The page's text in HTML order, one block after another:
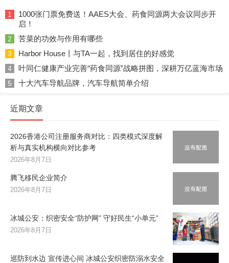
1
1000张门票免费送！AAES大会、药食同源两大会议同步开
启！
2 苦菜的功效与作用有哪些
3 Harbor House丨与TA一起，找到居住的好感觉
4 叶同仁健康产业完善“药食同源”战略拼图，深耕万亿蓝海市场
5 十大汽车导航品牌，汽车导航简单介绍
近期文章
2026香港公司注册服务商对比：四类模式深度解
析与真实机构横向对比参考
2026年8月7日
腾飞移民企业简介
2026年8月7日
冰城公安：织密安全“防护网” 守好民生“小单元”
2026年8月7日
巡防到水边 宣传进心间 冰城公安织密防溺水安全